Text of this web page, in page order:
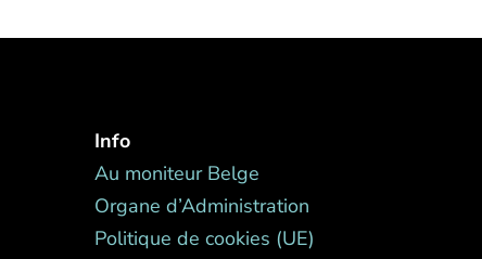
Info
Au moniteur Belge
Organe d’Administration
Politique de cookies (UE)